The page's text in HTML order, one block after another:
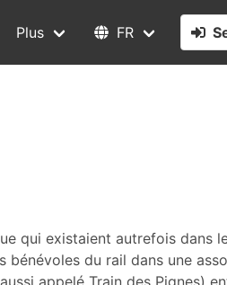
Plus FR
qui existaient autrefois dans
du rail dans une
appelé Train des Pignes)